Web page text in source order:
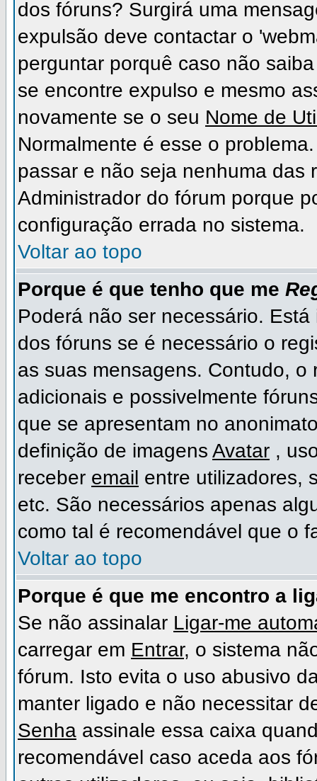
dos fóruns? Surgirá uma
expulsão deve contactar o
perguntar porquê caso não
se encontre expulso e mesmo
novamente se o seu Nome de
Normalmente é esse o
passar e não seja nenhuma das
Administrador do fórum porque
configuração errada no sistema.
Voltar ao topo
Porque é que tenho que me
Poderá não ser necessário.
dos fóruns se é necessário o
as suas mensagens. Contudo,
adicionais e possivelmente
que se apresentam no
definição de imagens Avatar ,
receber email entre utilizadores,
etc. São necessários apenas
como tal é recomendável que o
Voltar ao topo
Porque é que me encontro a
Se não assinalar Ligar-me
carregar em Entrar, o sistema
fórum. Isto evita o uso abusivo
manter ligado e não necessitar
Senha assinale essa caixa
recomendável caso aceda aos